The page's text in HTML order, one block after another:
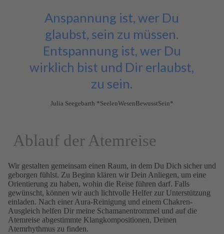
Anspannung ist, wer Du
glaubst, sein zu müssen.
Entspannung ist, wer Du
wirklich bist und Dir erlaubst,
zu sein.
Julia Seegebarth *SeelenWesenBewusstSein*
Ablauf der Atemreise
Wir gestalten gemeinsam einen Raum, in dem Du Dich sicher und
geborgen fühlst. Zu Beginn klären wir Dein Anliegen, um eine
Orientierung zu haben, wohin die Reise führen darf. Falls
gewünscht, können wir auch lichtvolle Helfer zur Unterstützung
einladen. Nach einer Aura-Reinigung und einem Chakren-
Ausgleich helfen Dir meine Schamanentrommel und auf die
Atemreise abgestimmte Klangkompositionen, Deinen
Atemrhythmus zu finden.